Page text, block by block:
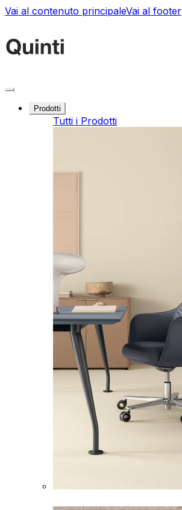
Vai al contenuto principaleVai al footer
Prodotti
Tutti i Prodotti